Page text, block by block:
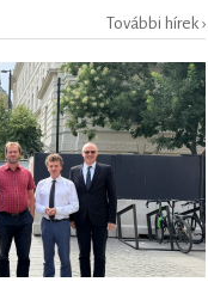
További hírek ›